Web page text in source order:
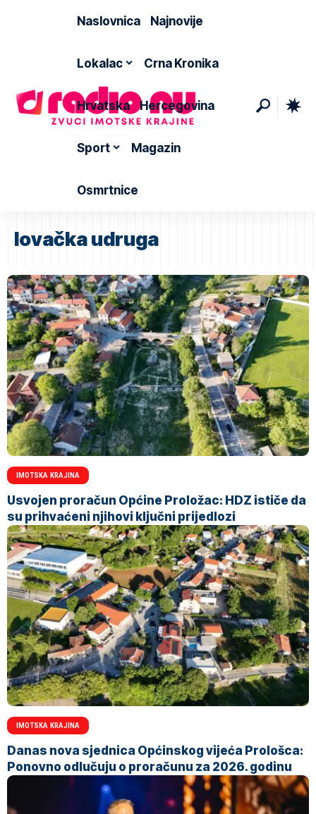
Naslovnica Najnovije
Lokalac Crna Kronika
Hrvatska Hercegovina
Sport Magazin
Osmrtnice
lovačka udruga
IMOTSKA KRAJINA
Usvojen proračun Općine Proložac: HDZ ističe da
su prihvaćeni njihovi ključni prijedlozi
IMOTSKA KRAJINA
Danas nova sjednica Općinskog vijeća Prološca:
Ponovno odlučuju o proračunu za 2026. godinu